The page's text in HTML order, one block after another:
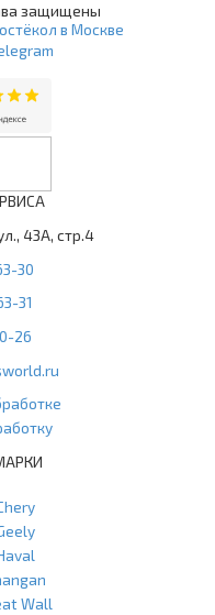
защищены
в Москве
43А, стр.4
30
31
26
Wall